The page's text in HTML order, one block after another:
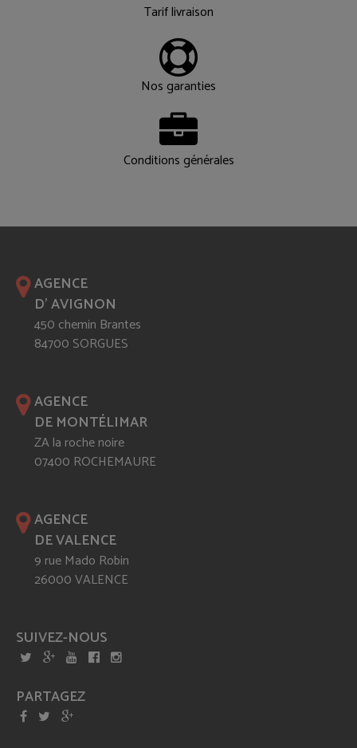
Tarif livraison
Nos garanties
Conditions générales
AGENCE
D' AVIGNON
450 chemin Brantes
84700 SORGUES
AGENCE
DE MONTÉLIMAR
ZA la roche noire
07400 ROCHEMAURE
AGENCE
DE VALENCE
9 rue Mado Robin
26000 VALENCE
SUIVEZ-NOUS
PARTAGEZ